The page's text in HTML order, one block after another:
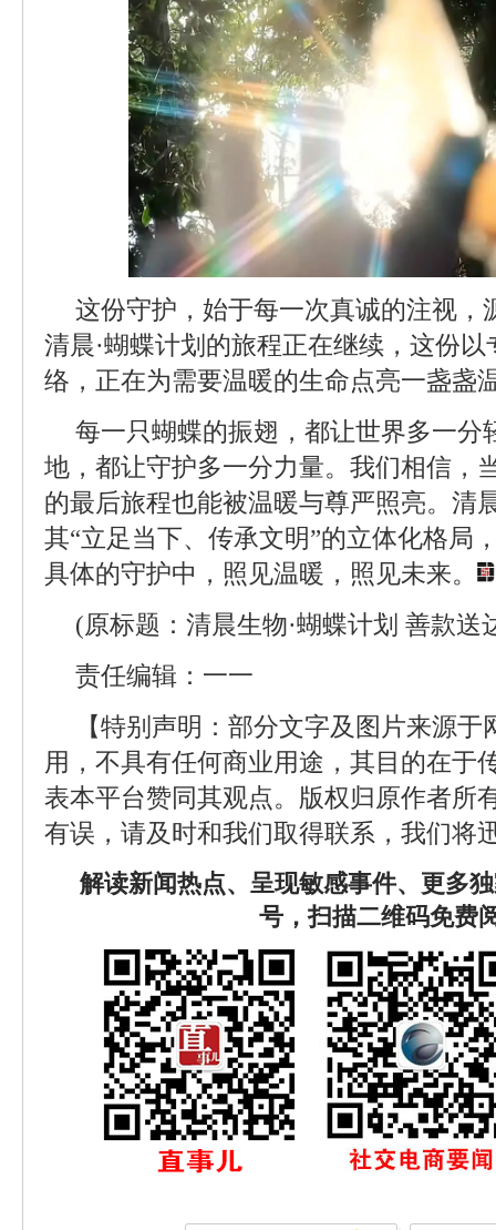
这份守护，始于每一次真诚的注视，
清晨·蝴蝶计划的旅程正在继续，这份
络，正在为需要温暖的生命点亮一盏盏
每一只蝴蝶的振翅，都让世界多一分
地，都让守护多一分力量。我们相信，
的最后旅程也能被温暖与尊严照亮。清
其“立足当下、传承文明”的立体化格局
具体的守护中，照见温暖，照见未来。
(原标题：清晨生物·蝴蝶计划 善款送
责任编辑：一一
【特别声明：部分文字及图片来源
用，不具有任何商业用途，其目的在于
表本平台赞同其观点。版权归原作者所
有误，请及时和我们取得联系，我们将
解读新闻热点、呈现敏感事件、更多
号，扫描二维码免费